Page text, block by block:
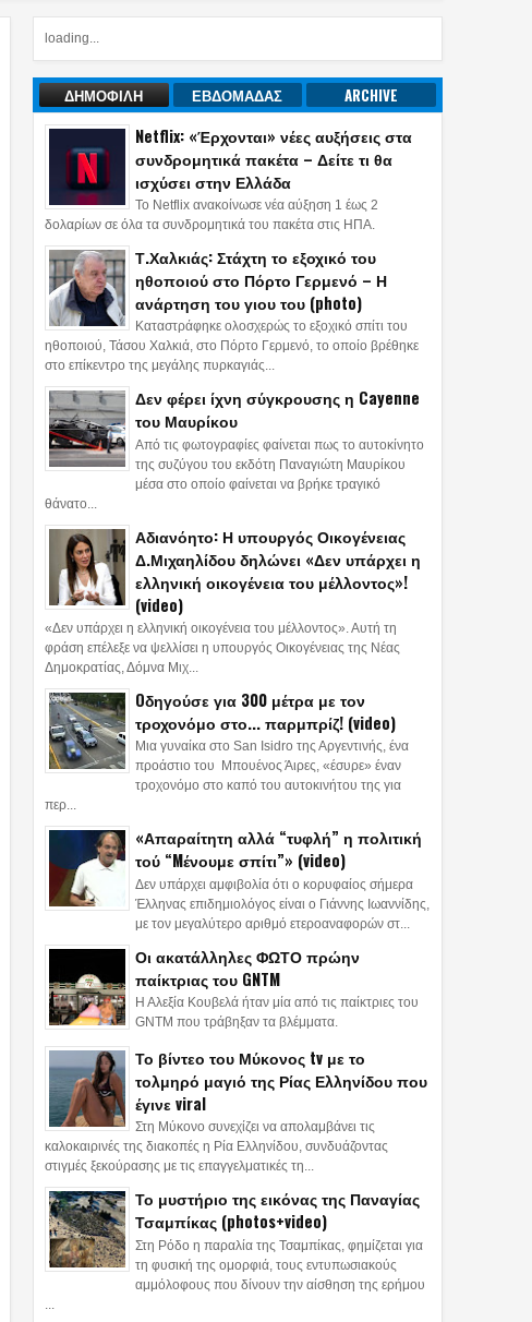
loading...
ΔΗΜΟΦΙΛΗ ΕΒΔΟΜΑΔΑΣ ARCHIVE
Netflix: «Έρχονται» νέες αυξήσεις στα
συνδρομητικά πακέτα – Δείτε τι θα
ισχύσει στην Ελλάδα
Το Netflix ανακοίνωσε νέα αύξηση 1 έως 2
δολαρίων σε όλα τα συνδρομητικά του πακέτα στις ΗΠΑ.
Τ.Χαλκιάς: Στάχτη το εξοχικό του
ηθοποιού στο Πόρτο Γερμενό – Η
ανάρτηση του γιου του (photo)
Καταστράφηκε ολοσχερώς το εξοχικό σπίτι του
ηθοποιού, Τάσου Χαλκιά, στο Πόρτο Γερμενό, το οποίο βρέθηκε
στο επίκεντρο της μεγάλης πυρκαγιάς...
Δεν φέρει ίχνη σύγκρουσης η Cayenne
του Μαυρίκου
Από τις φωτογραφίες φαίνεται πως το αυτοκίνητο
της συζύγου του εκδότη Παναγιώτη Μαυρίκου
μέσα στο οποίο φαίνεται να βρήκε τραγικό
θάνατο...
Αδιανόητο: Η υπουργός Οικογένειας
Δ.Μιχαηλίδου δηλώνει «Δεν υπάρχει η
ελληνική οικογένεια του μέλλοντος»!
(video)
«Δεν υπάρχει η ελληνική οικογένεια του μέλλοντος». Αυτή τη
φράση επέλεξε να ψελλίσει η υπουργός Οικογένειας της Νέας
Δημοκρατίας, Δόμνα Μιχ...
Oδηγούσε για 300 μέτρα με τον
τροχονόμο στο... παρμπρίζ! (video)
Μια γυναίκα στο San Isidro της Αργεντινής, ένα
προάστιο του Μπουένος Άιρες, «έσυρε» έναν
τροχονόμο στο καπό του αυτοκινήτου της για
περ...
«Απαραίτητη αλλά “τυφλή” η πολιτική
τού “Mένουμε σπίτι”» (video)
Δεν υπάρχει αμφιβολία ότι ο κορυφαίος σήμερα
Έλληνας επιδημιολόγος είναι ο Γιάννης Ιωαννίδης,
με τον μεγαλύτερο αριθμό ετεροαναφορών στ...
Οι ακατάλληλες ΦΩΤΟ πρώην
παίκτριας του GNTM
Η Αλεξία Κουβελά ήταν μία από τις παίκτριες του
GNTM που τράβηξαν τα βλέμματα.
Το βίντεο του Μύκονος tv με το
τολμηρό μαγιό της Ρίας Ελληνίδου που
έγινε viral
Στη Μύκονο συνεχίζει να απολαμβάνει τις
καλοκαιρινές της διακοπές η Ρία Ελληνίδου, συνδυάζοντας
στιγμές ξεκούρασης με τις επαγγελματικές τη...
Το μυστήριο της εικόνας της Παναγίας
Τσαμπίκας (photos+video)
Στη Ρόδο η παραλία της Τσαμπίκας, φημίζεται για
τη φυσική της ομορφιά, τους εντυπωσιακούς
αμμόλοφους που δίνουν την αίσθηση της ερήμου